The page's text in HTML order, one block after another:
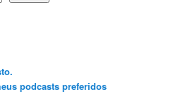
podcasts preferidos